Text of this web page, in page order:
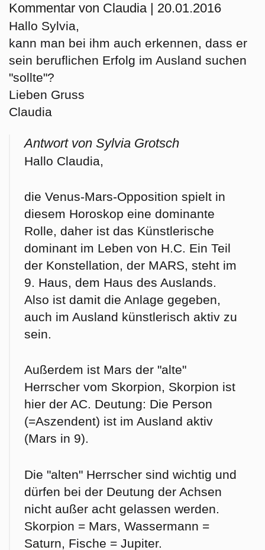
Kommentar von Claudia | 20.01.2016
Hallo Sylvia,
kann man bei ihm auch erkennen, dass er
sein beruflichen Erfolg im Ausland suchen
"sollte"?
Lieben Gruss
Claudia
Antwort von Sylvia Grotsch
Hallo Claudia,
die Venus-Mars-Opposition spielt in
diesem Horoskop eine dominante
Rolle, daher ist das Künstlerische
dominant im Leben von H.C. Ein Teil
der Konstellation, der MARS, steht im
9. Haus, dem Haus des Auslands.
Also ist damit die Anlage gegeben,
auch im Ausland künstlerisch aktiv zu
sein.
Außerdem ist Mars der "alte"
Herrscher vom Skorpion, Skorpion ist
hier der AC. Deutung: Die Person
(=Aszendent) ist im Ausland aktiv
(Mars in 9).
Die "alten" Herrscher sind wichtig und
dürfen bei der Deutung der Achsen
nicht außer acht gelassen werden.
Skorpion = Mars, Wassermann =
Saturn, Fische = Jupiter.